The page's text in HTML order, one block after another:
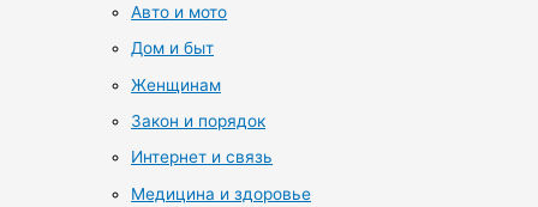
Авто и мото
Дом и быт
Женщинам
Закон и порядок
Интернет и связь
Медицина и здоровье